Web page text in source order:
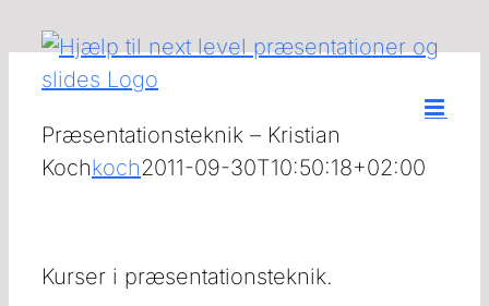
Skip
to
content
Præsentationsteknik – Kristian
Kochkoch2011-09-30T10:50:18+02:00
Kurser i præsentationsteknik.